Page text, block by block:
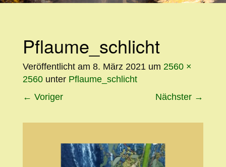
Pflaume_schlicht
Veröffentlicht am 8. März 2021 um 2560 ×
2560 unter Pflaume_schlicht
← Voriger Nächster →